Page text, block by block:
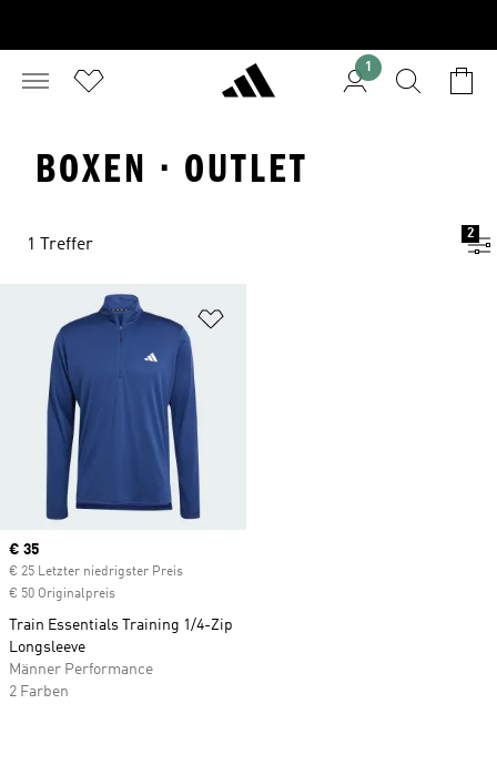
1
BOXEN · OUTLET
1 Treffer
2
Current price
€ 35
€ 25 Letzter niedrigster Preis
€ 50 Originalpreis
Train Essentials Training 1/4-Zip
Longsleeve
Männer Performance
2 Farben